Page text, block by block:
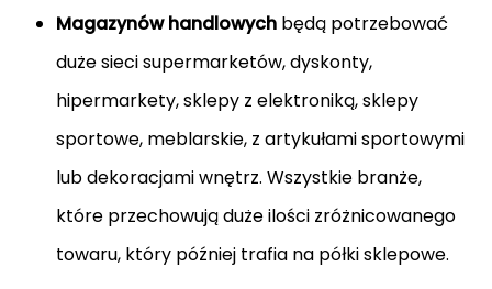
Magazynów handlowychbędą potrzebować
duże sieci supermarketów, dyskonty,
hipermarkety, sklepy z elektroniką, sklepy
sportowe, meblarskie, z artykułami sportowymi
lub dekoracjami wnętrz. Wszystkie branże,
które przechowują duże ilości zróżnicowanego
towaru, który później trafia na półki sklepowe.